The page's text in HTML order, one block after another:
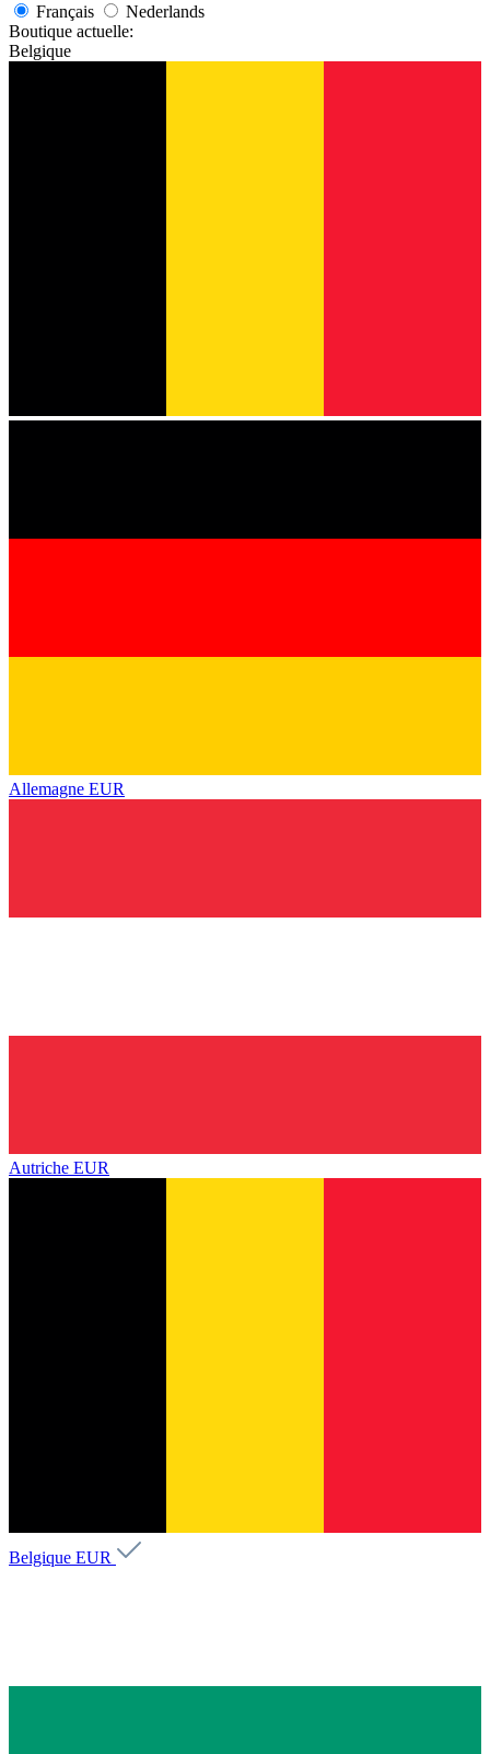
Français
Nederlands
Boutique actuelle:
Belgique
Allemagne EUR
Autriche EUR
Belgique EUR